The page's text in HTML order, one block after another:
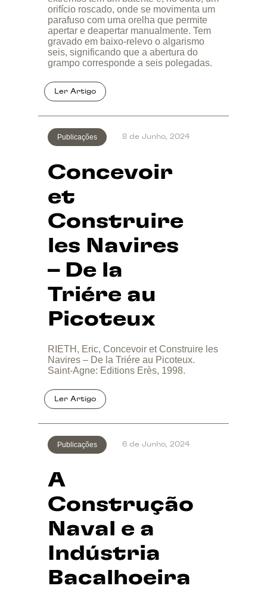
orifício roscado, onde se movimenta um
parafuso com uma orelha que permite
apertar e deapertar manualmente. Tem
gravado em baixo-relevo o algarismo
seis, significando que a abertura do
grampo corresponde a seis polegadas.
Publicações
Concevoir
et
Construire
les Navires
– De la
Triére au
Picoteux
8 de Junho, 2024
RIETH, Eric, Concevoir et Construire les
Navires – De la Triére au Picoteux.
Saint-Agne: Editions Erès, 1998.
Publicações
A
Construção
Naval e a
Indústria
Bacalhoeira
6 de Junho, 2024